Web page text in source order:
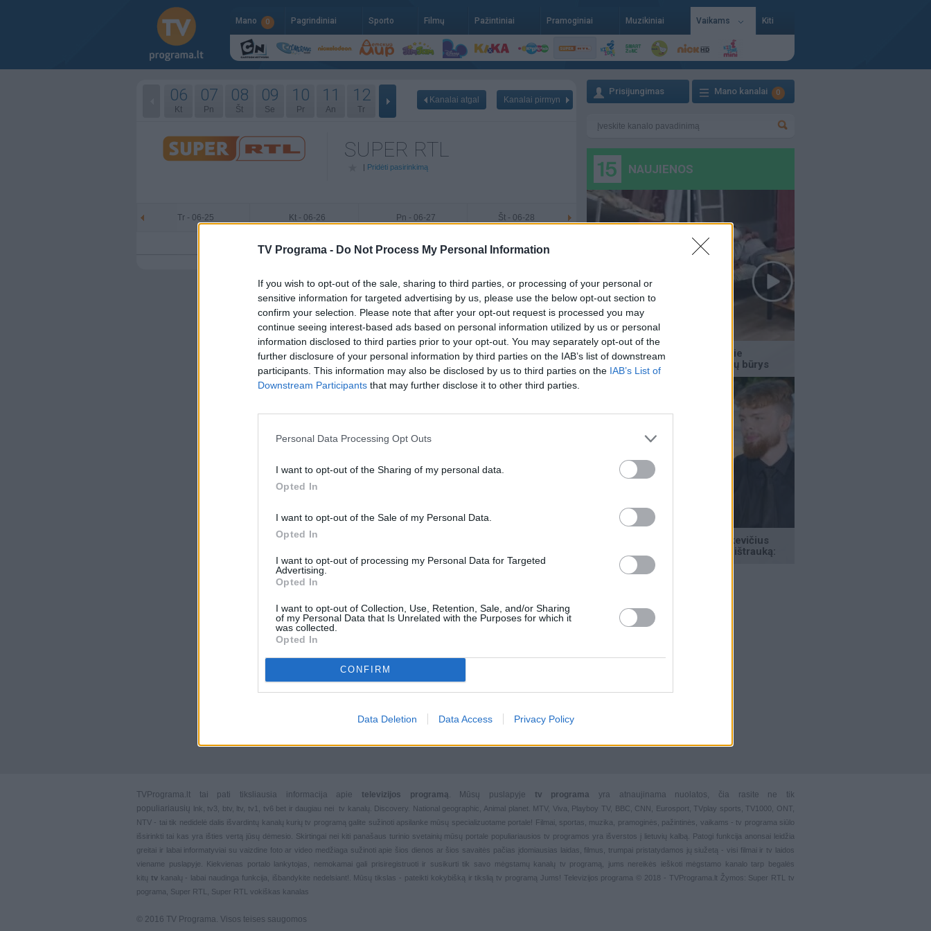
TV Programa - Do Not Process My Personal Information
If you wish to opt-out of the sale, sharing to third parties, or processing of your personal or
sensitive information for targeted advertising by us, please use the below opt-out section to
confirm your selection. Please note that after your opt-out request is processed you may
continue seeing interest-based ads based on personal information utilized by us or personal
information disclosed to third parties prior to your opt-out. You may separately opt-out of the
further disclosure of your personal information by third parties on the IAB’s list of downstream
participants. This information may also be disclosed by us to third parties on the IAB’s List of
Downstream Participants that may further disclose it to other third parties.
Personal Data Processing Opt Outs
I want to opt-out of the Sharing of my personal data.
Opted In
I want to opt-out of the Sale of my Personal Data.
Opted In
I want to opt-out of processing my Personal Data for Targeted
Advertising.
Opted In
I want to opt-out of Collection, Use, Retention, Sale, and/or Sharing
of my Personal Data that Is Unrelated with the Purposes for which it
was collected.
Opted In
CONFIRM
Data Deletion Data Access Privacy Policy
Mano 0 Pagrindiniai Sporto Filmų Pažintiniai Pramoginiai Muzikiniai Vaikams Kiti
06
Kt
07
Pn
08
Št
09
Se
10
Pr
11
An
12
Tr
Kanalai atgal Kanalai pirmyn
SUPER RTL
| Pridėti pasirinkimą
Tr - 06-25 Kt - 06-26 Pn - 06-27 Št - 06-28
Prisijungimas Mano kanalai 0
TVPrograma.lt tai pati tiksliausia informacija apie televizijos programą. Mūsų puslapyje tv programa
yra atnaujinama nuolatos, čia rasite ne tik
populiariausių lnk tv3 btv, ltv tv1 tv6 bet ir daugiau nei tv kanalų. Discovery. National geographic, Animal planet. MTV, Viva, Playboy TV, BBC, CNN, Eurosport, TVplay sports , TV1000, ONT,
NTV - tai tik nedidelė dalis išvardintų kanalų kurių tv programą galite sužinoti apsilanke mūsų specializuotame portale! Filmai, sportas muzika pramoginės pažintinės vaikams - tv programa siūlo
išsirinkti tai kas yra išties vertą jūsų dėmesio. Skirtingai nei kiti panašaus turinio svetainių mūsų portale populiariausios tv programos yra išverstos į lietuvių kalbą. Patogi funkcija anonsai leidžia
greitai ir labai informatyviai su vaizdine foto ar video medžiaga sužinoti apie šios dienos ar šios savaitės pačias įdomiausias laidas, filmus, trumpai pristatydamos jų siužetą - visi filmai ir tv laidos
viename puslapyje. Kiekvienas portalo lankytojas, nemokamai gali prisiregistruoti ir susikurti tik savo mėgstamų kanalų
tv programą, jums nereikės ieškoti mėgstamo kanalo tarp begalės
kitų tvkanalų - labai naudinga funkcija, išbandykite nedelsiant!. Mūsų tikslas - pateikti kokybišką ir tikslią tv programą Jums! Televizijos programa © 2018 - TVPrograma.lt Žymos: Super RTL tv
pograma, Super RTL, Super RTL vokiškas kanalas
© 2016 TV Programa. Visos teises saugomos